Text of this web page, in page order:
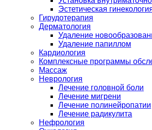
Эстетическая
Гирудотерапия
Дерматология
Удаление
Удаление папиллом
Кардиология
Комплексные программы
Массаж
Неврология
Лечение головной боли
Лечение мигрени
Лечение полинейропатии
Лечение радикулита
Нефрология